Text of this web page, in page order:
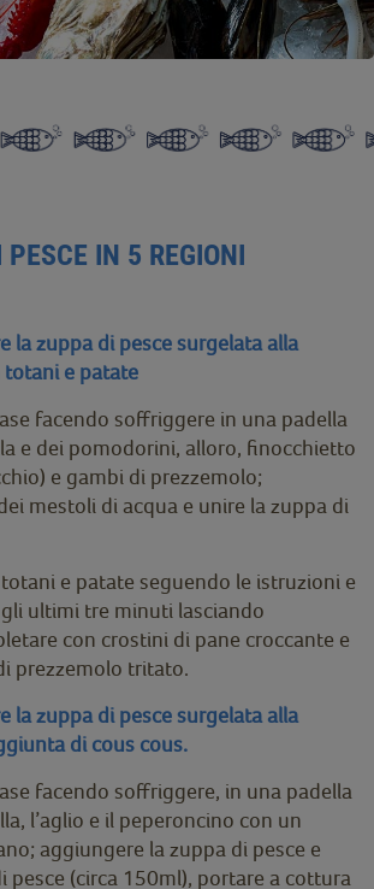
IN 5 REGIONI
la zuppa di pesce surgelata alla
totani e patate
facendo soffriggere in una padella
e dei pomodorini, alloro, finocchietto
e gambi di prezzemolo;
mestoli di acqua e unire la zuppa di
e patate seguendo le istruzioni e
ultimi tre minuti lasciando
con crostini di pane croccante e
prezzemolo tritato.
la zuppa di pesce surgelata alla
di cous cous.
facendo soffriggere, in una padella
l’aglio e il peperoncino con un
aggiungere la zuppa di pesce e
pesce (circa 150ml), portare a cottura